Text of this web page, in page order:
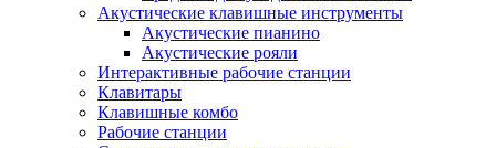
Акустические клавишные инструменты
Акустические пианино
Акустические рояли
Интерактивные рабочие станции
Клавитары
Клавишные комбо
Рабочие станции